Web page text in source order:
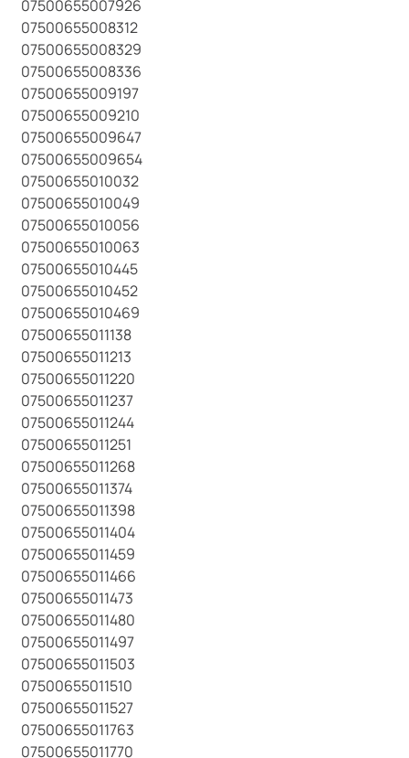
07500655007926
07500655008312
07500655008329
07500655008336
07500655009197
07500655009210
07500655009647
07500655009654
07500655010032
07500655010049
07500655010056
07500655010063
07500655010445
07500655010452
07500655010469
07500655011138
07500655011213
07500655011220
07500655011237
07500655011244
07500655011251
07500655011268
07500655011374
07500655011398
07500655011404
07500655011459
07500655011466
07500655011473
07500655011480
07500655011497
07500655011503
07500655011510
07500655011527
07500655011763
07500655011770